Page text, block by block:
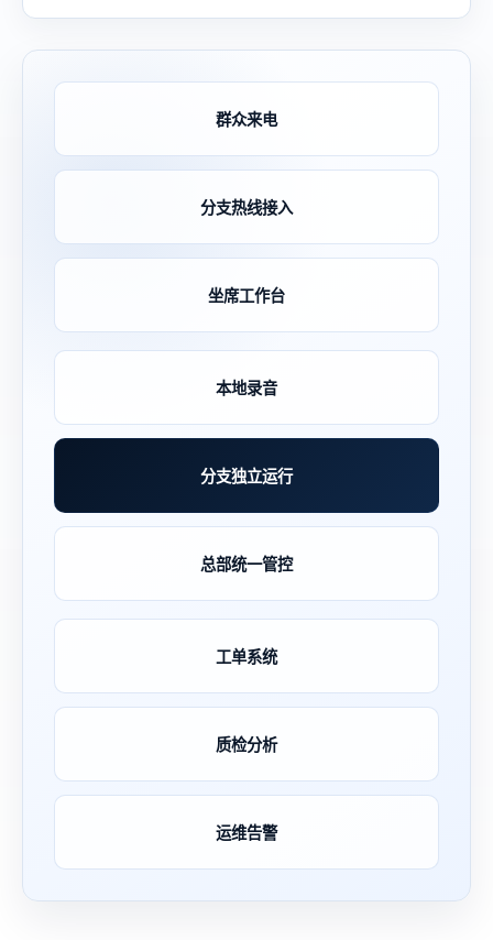
群众来电
分支热线接入
坐席工作台
本地录音
分支独立运行
总部统一管控
工单系统
质检分析
运维告警